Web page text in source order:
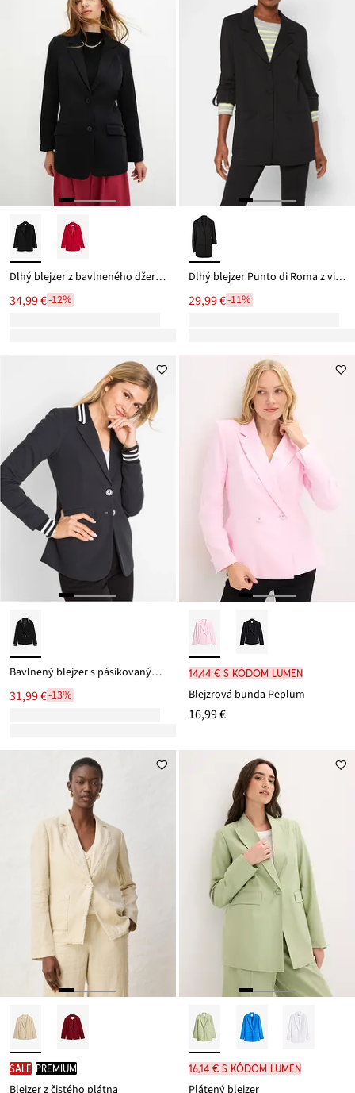
Dlhý blejzer z bavlneného džerseju
34,99 €-12%
Dlhý blejzer Punto di Roma z viskózového mixu
29,99 €-11%
Bavlnený blejzer s pásikovaným detailmi
31,99 €-13%
14,44 € s kódom LUMEN
Blejzrová bunda Peplum
16,99 €
SALE PREMIUM
Blejzer z čistého plátna
16,14 € s kódom LUMEN
Plátený blejzer